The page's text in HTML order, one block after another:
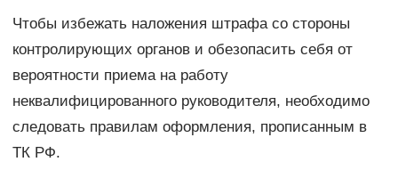
Чтобы избежать наложения штрафа со стороны
контролирующих органов и обезопасить себя от
вероятности приема на работу
неквалифицированного руководителя, необходимо
следовать правилам оформления, прописанным в
ТК РФ.